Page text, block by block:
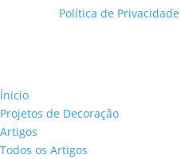
Política de Privacidade
Ínicio
Projetos de Decoração
Artigos
Todos os Artigos